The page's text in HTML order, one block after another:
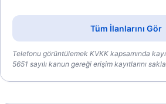
Tüm İlanlarını Gör
Telefonu görüntülemek KVKK kapsamında kayıt
5651 sayılı kanun gereği erişim kayıtlarını